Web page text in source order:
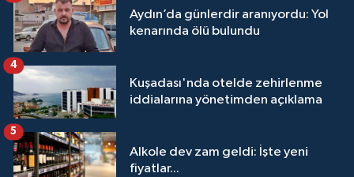
Aydın’da günlerdir aranıyordu: Yol
kenarında ölü bulundu
Kuşadası'nda otelde zehirlenme
iddialarına yönetimden açıklama
4
Alkole dev zam geldi: İşte yeni
fiyatlar...
5